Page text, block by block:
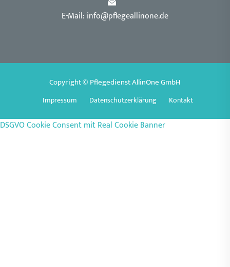
E-Mail: info@pflegeallinone.de
Copyright © Pflegedienst AllinOne GmbH
Impressum Datenschutzerklärung Kontakt
DSGVO Cookie Consent mit Real Cookie Banner